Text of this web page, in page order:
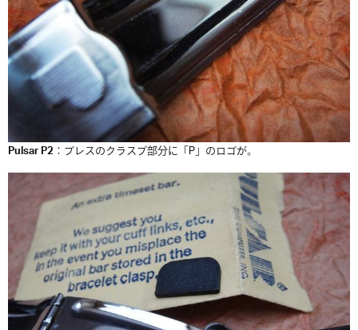
Pulsar P2 ：ブレスのクラスプ部分に「P」のロゴが。